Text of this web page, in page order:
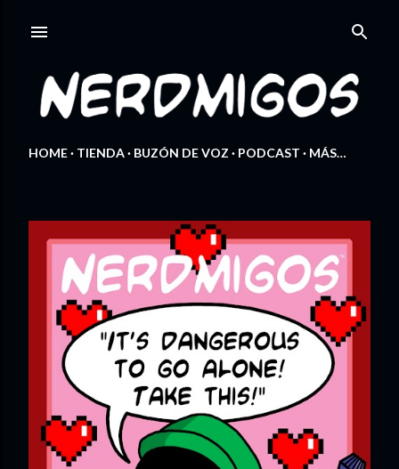
HOME TIENDA BUZÓN DE VOZ PODCAST MÁS…
d
a